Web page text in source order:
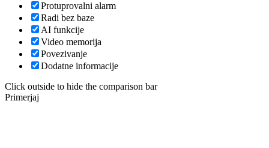
Protuprovalni alarm
Radi bez baze
AI funkcije
Video memorija
Povezivanje
Dodatne informacije
Click outside to hide the comparison bar
Primerjaj